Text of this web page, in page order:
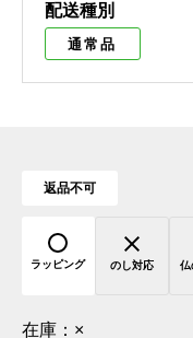
配送種別
通常品
返品不可
ラッピング のし対応 仏
在庫： ×